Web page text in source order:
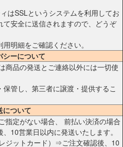
はSSLというシステムを利用してお
て安全に送信されますので、どうぞ
明細をご確認ください。
シーについて
商品の発送とご連絡以外には一切使
管し、第三者に譲渡・提供するこ
について
指定がない場合、 前払い決済の場合
10営業日以内に発送いたします。
ジットカード）⇒ご注文確認後、10